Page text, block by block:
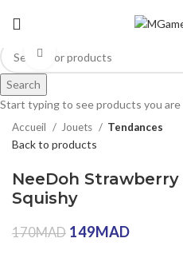
Click to enlarge
Accueil Jouets Tendances
Back to products
NeeDoh
Squishy
170MAD 149MAD
Search
Start typing to see products you are